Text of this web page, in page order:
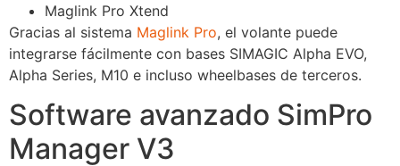
Maglink Pro Xtend
Gracias al sistema Maglink Pro, el volante puede
integrarse fácilmente con bases SIMAGIC Alpha EVO,
Alpha Series, M10 e incluso wheelbases de terceros.
Software avanzado SimPro
Manager V3